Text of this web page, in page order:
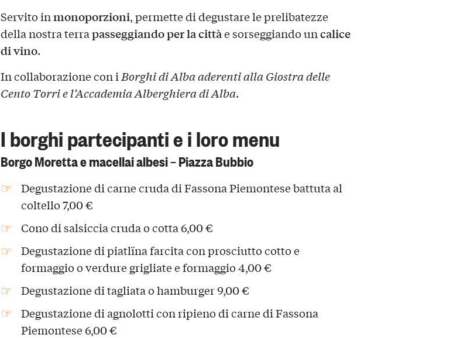
Servito inmonoporzioni, permette di degustare le prelibatezze
della nostra terrapasseggiando per la cittàe sorseggiando uncalice
di vino.
In collaborazione con i Borghi di Alba aderenti alla Giostra delle
Cento Torri e l’Accademia Alberghiera di Alba.
I borghi partecipanti e i loro menu
Borgo Moretta e macellai albesi – Piazza Bubbio
Degustazione di carne cruda di Fassona Piemontese battuta al
coltello 7,00 €
Cono di salsiccia cruda o cotta 6,00 €
Degustazione di piatlïna farcita con prosciutto cotto e
formaggio o verdure grigliate e formaggio 4,00 €
Degustazione di tagliata o hamburger 9,00 €
Degustazione di agnolotti con ripieno di carne di Fassona
Piemontese 6,00 €